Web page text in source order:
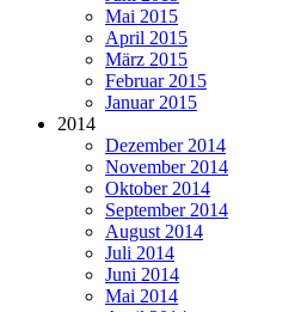
Mai 2015
April 2015
März 2015
Februar 2015
Januar 2015
2014
Dezember 2014
November 2014
Oktober 2014
September 2014
August 2014
Juli 2014
Juni 2014
Mai 2014